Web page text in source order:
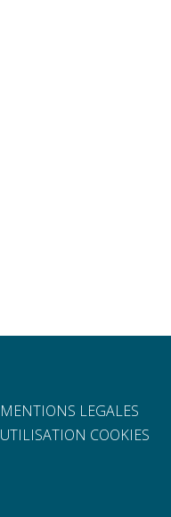
MENTIONS LEGALES
UTILISATION COOKIES